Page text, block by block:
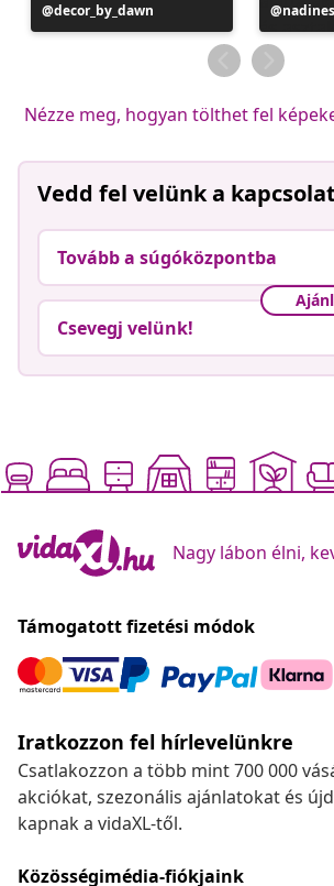
Bejegyzés
közzétevője
decor_by_dawn
Nézze meg, hogyan tölthet fel
Vedd fel velünk a
Tovább a súgóközpontba
Csevegj velünk!
Nagy lábon élni,
Támogatott fizetési módok
Iratkozzon fel hírlevelünkre
Csatlakozzon a több mint 700 000
akciókat, szezonális ajánlatokat és
kapnak a vidaXL-től.
Közösségimédia-fiókjaink